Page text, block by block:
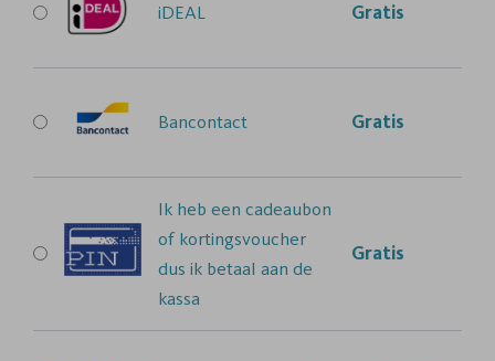
iDEAL Gratis
Bancontact Gratis
Ik heb een cadeaubon
of kortingsvoucher
dus ik betaal aan de
kassa
Gratis